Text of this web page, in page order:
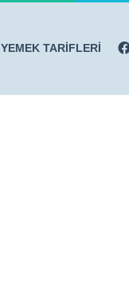
YEMEK TARİFLERİ